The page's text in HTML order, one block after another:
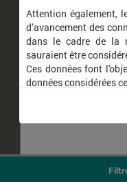
Attention également,
d’avancement des
dans le cadre de la
sauraient être
Ces données font
données considérées
ainsi que celles